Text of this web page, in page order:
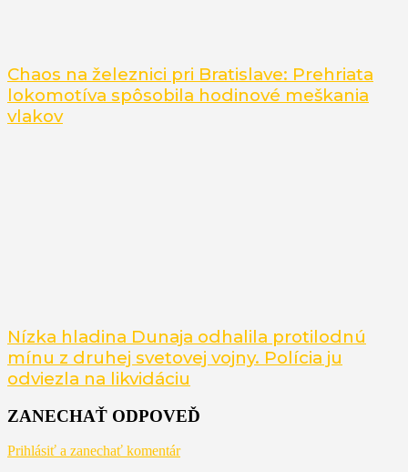
Chaos na železnici pri Bratislave: Prehriata
lokomotíva spôsobila hodinové meškania
vlakov
Nízka hladina Dunaja odhalila protilodnú
mínu z druhej svetovej vojny. Polícia ju
odviezla na likvidáciu
ZANECHAŤ ODPOVEĎ
Prihlásiť a zanechať komentár